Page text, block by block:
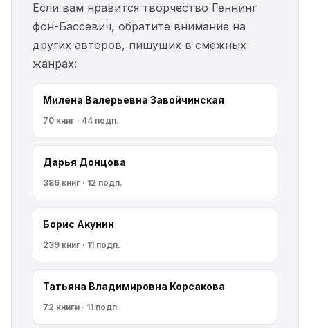
Если вам нравится творчество Геннинг
фон-Бассевич, обратите внимание на
других авторов, пишущих в смежных
жанрах:
Милена Валерьевна Завойчинская
70 книг · 44 подп.
Дарья Донцова
386 книг · 12 подп.
Борис Акунин
239 книг · 11 подп.
Татьяна Владимировна Корсакова
72 книги · 11 подп.